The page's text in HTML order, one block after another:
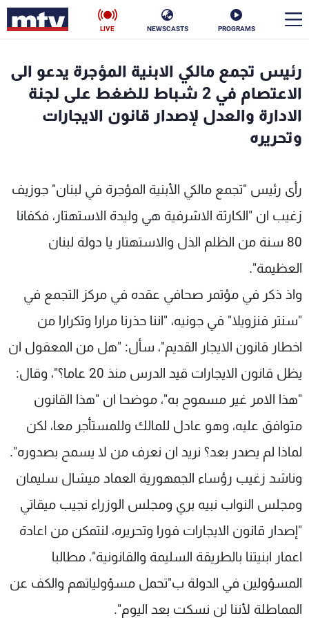
PROGRAMS
NEWSCASTS
LIVE
رئيس تجمع مالكي الابنية المؤجرة يدعو الى
الاعتصام في 2 شباط للضغط على لجنة
الادارة والعدل لإصدار قانون الايجارات
وتحريره
رأى رئيس "تجمع مالكي الأبنية المؤجرة في لبنان" جوزيف
زغيب ان "الكارثة الاشرفية هي وليدة الاستهتار، فكفانا
80 سنة من الظلم الذل والاستهتار يا دولة لبنان
العظيمة".
واذ ذكر في مؤتمر صحافي عقده في مركز التجمع في
"سنتر فنزويلا" في جونيه، "اننا حذرنا مرارا وتكرارا من
اخطار قانون الايجار القديم"، سأل: "هل من المعقول ان
يظل قانون الايجارات قيد الدرس منذ 20 عاما؟"، وقال:
"هذا الامر غير مسموح به"، موضحا ان "هذا القانون
متوافق عليه، وهو عادل للمالك وللمستأجر معا، لكن
لماذا لم يصدر بعد؟ نريد ان نعرف من لا يسمح بصدوره".
وناشد زغيب رؤساء الجمهورية العماد ميشال سليمان
ومجلس النواب نبيه بري ومجلس الوزراء نجيب ميقاتي
"إصدار قانون الايجارات فورا وتحريره، لنتمكن من اعادة
اعمار ابنيتنا بالطريقة السليمة والقانونية"، مطالبا
المسؤولين في الدولة ب"تحمل مسؤولياتهم والكف عن
المماطلة لأننا لن نسكت بعد اليوم".
الأخبار
سياسة ناس
منوعات رياضة
كأس العالم
البرامج
جدول البرامج
شاهد البرامج
الترددات
الإنـتـاج
تواصل معنا
سياسة الخصوصية